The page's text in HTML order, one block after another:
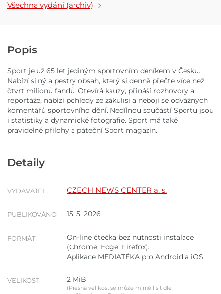
Všechna vydání (archiv)
Popis
Sport je už 65 let jediným sportovním deníkem v Česku.
Nabízí silný a pestrý obsah, který si denně přečte více než
čtvrt milionů fandů. Otevírá kauzy, přináší rozhovory a
reportáže, nabízí pohledy ze zákulisí a nebojí se odvážných
komentářů sportovního dění. Nedílnou součástí Sportu jsou
i statistiky a dynamické fotografie. Sport má také
pravidelné přílohy a páteční Sport magazín.
Detaily
VYDAVATEL CZECH NEWS CENTER a. s.
PUBLIKOVÁNO 15. 5. 2026
FORMÁT
On-line čtečka bez nutnosti instalace
(Chrome, Edge, Firefox).
Aplikace MEDIATÉKA pro Android a iOS.
VELIKOST 2 MiB
(Přesná velikost se může mírně lišit dle